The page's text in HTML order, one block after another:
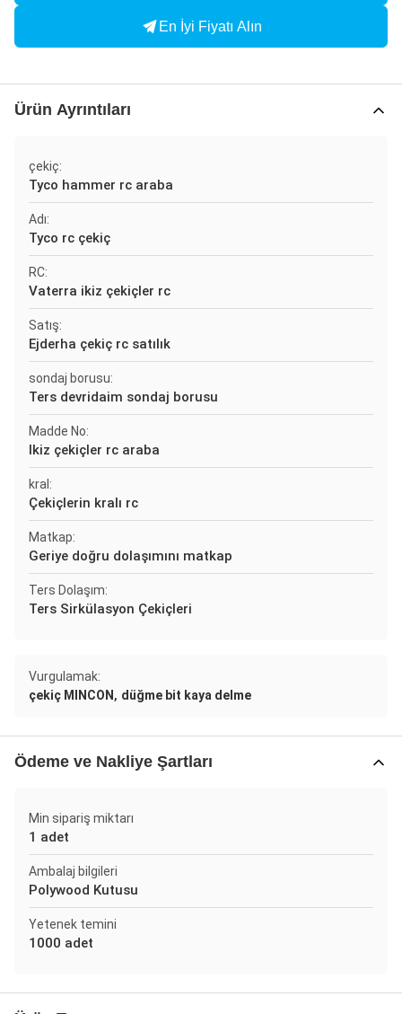
En İyi Fiyatı Alın
Ürün Ayrıntıları
çekiç:
Tyco hammer rc araba
Adı:
Tyco rc çekiç
RC:
Vaterra ikiz çekiçler rc
Satış:
Ejderha çekiç rc satılık
sondaj borusu:
Ters devridaim sondaj borusu
Madde No:
Ikiz çekiçler rc araba
kral:
Çekiçlerin kralı rc
Matkap:
Geriye doğru dolaşımını matkap
Ters Dolaşım:
Ters Sirkülasyon Çekiçleri
Vurgulamak:
çekiç MINCON , düğme bit kaya delme
Ödeme ve Nakliye Şartları
Min sipariş miktarı
1 adet
Ambalaj bilgileri
Polywood Kutusu
Yetenek temini
1000 adet